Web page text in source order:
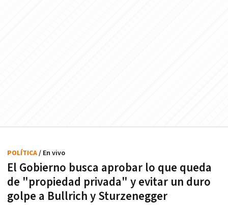
El Gobierno busca aprobar lo que queda
de "propiedad privada" y evitar un duro
golpe a Bullrich y Sturzenegger
POLÍTICA/ En vivo